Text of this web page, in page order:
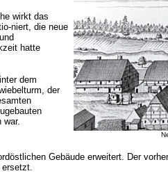
wirkt das
niert, die neue
hatte
dem
der
war.
Gebäude erweitert. Der
ersetzt.